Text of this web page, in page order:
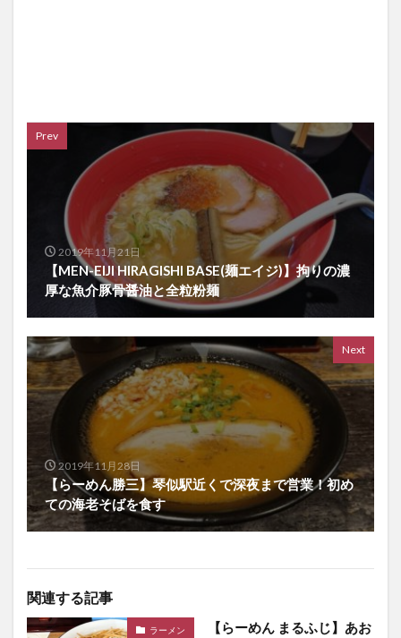
Prev
2019年11月21日
【MEN-EIJI HIRAGISHI BASE(麺エイジ)】拘りの濃
厚な魚介豚骨醤油と全粒粉麺
Next
2019年11月28日
【らーめん勝三】琴似駅近くで深夜まで営業！初め
ての海老そばを食す
関連する記事
ラーメン
【らーめん まるふじ】あお